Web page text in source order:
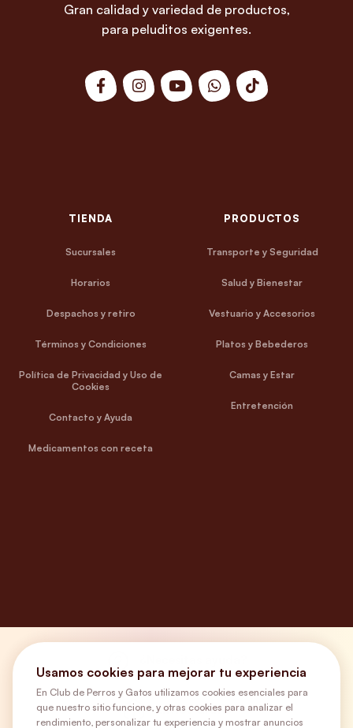
Gran calidad y variedad de productos,
para peluditos exigentes.
TIENDA
Sucursales
Horarios
Despachos y retiro
Términos y Condiciones
Política de Privacidad y Uso de
Cookies
Contacto y Ayuda
Medicamentos con receta
PRODUCTOS
Transporte y Seguridad
Salud y Bienestar
Vestuario y Accesorios
Platos y Bebederos
Camas y Estar
Entretención
Envíos Gratis
Usamos cookies para mejorar tu experiencia
En Club de Perros y Gatos utilizamos cookies esenciales para
que nuestro sitio funcione, y otras cookies para analizar el
rendimiento, personalizar tu experiencia y mostrar anuncios